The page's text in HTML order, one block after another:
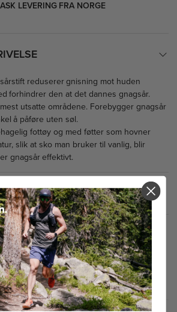
LEVERING FRA NORGE
reduserer gnisning mot huden
forhindrer den at det dannes gnagsår.
utsatte områdene. Forebygger gnagsår
å påføre uten søl.
fottøy og med føtter som hovner
slik at sko man bruker til vanlig, blir
gnagsår effektivt.
FÅR VI FORESLÅ
KJØPTE DETTE